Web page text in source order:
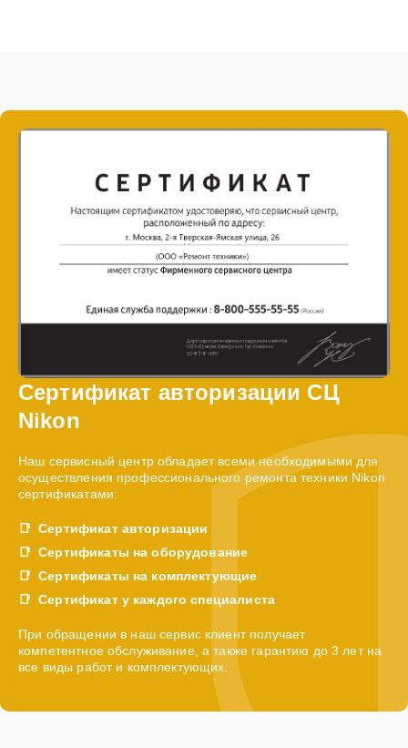
Сертификат авторизации СЦ
Nikon
Наш сервисный центр обладает всеми необходимыми для
осуществления профессионального ремонта техники Nikon
сертификатами:
Сертификат авторизации
Сертификаты на оборудование
Сертификаты на комплектующие
Сертификат у каждого специалиста
При обращении в наш сервис клиент получает
компетентное обслуживание, а также гарантию до 3 лет на
все виды работ и комплектующих.